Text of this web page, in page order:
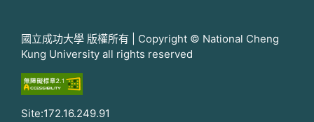
國立成功大學 版權所有 | Copyright © National Cheng
Kung University all rights reserved
Site:172.16.249.91